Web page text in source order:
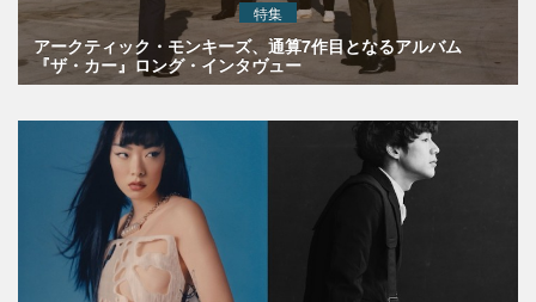
特集
アークティック・モンキーズ、通算7作目となるアルバム
『ザ・カー』ロング・インタヴュー